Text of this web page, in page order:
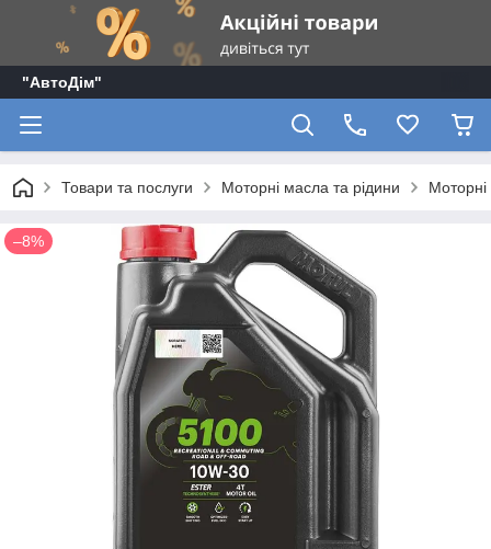
"АвтоДім"
Товари та послуги Моторні масла та рідини
–8%